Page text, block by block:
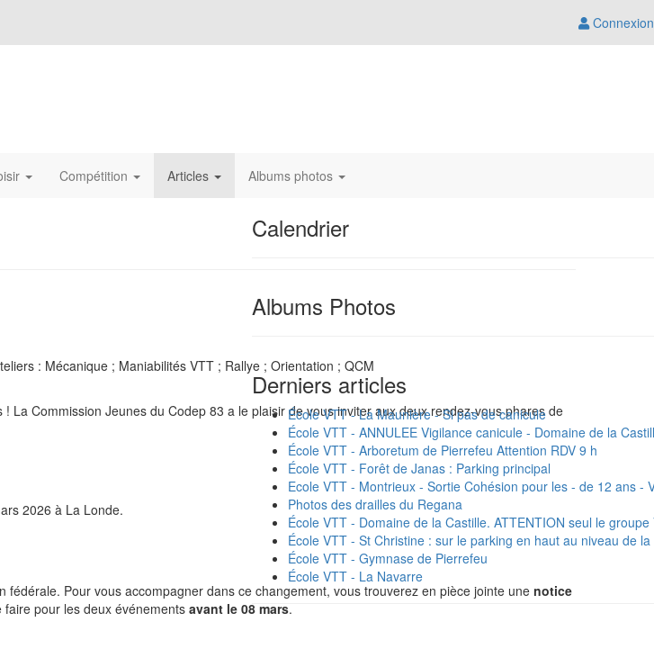
Connexion
Compétition Articles Albums photos
: Mécanique ; Maniabilités VTT ; Rallye ; Orientation ; QCM
La Commission Jeunes du Codep 83 a le plaisir de vous inviter aux deux rendez-vous phares de
2026 à La Londe.
Pour vous accompagner dans ce changement, vous trouverez en pièce jointe une notice
pour les deux événements avant le 08 mars.
Calendrier
Albums Photos
Derniers articles
École VTT - La Maunière - Si pas de canicule
École VTT - ANNULEE Vigilance canicule - Domaine de la
École VTT - Arboretum de Pierrefeu Attention RDV 9 h
École VTT - Forêt de Janas : Parking principal
Ecole VTT - Montrieux - Sortie Cohésion pour les - de 12 ans -
Photos des drailles du Regana
École VTT - Domaine de la Castille. ATTENTION seul le
École VTT - St Christine : sur le parking en haut au niveau de
École VTT - Gymnase de Pierrefeu
École VTT - La Navarre